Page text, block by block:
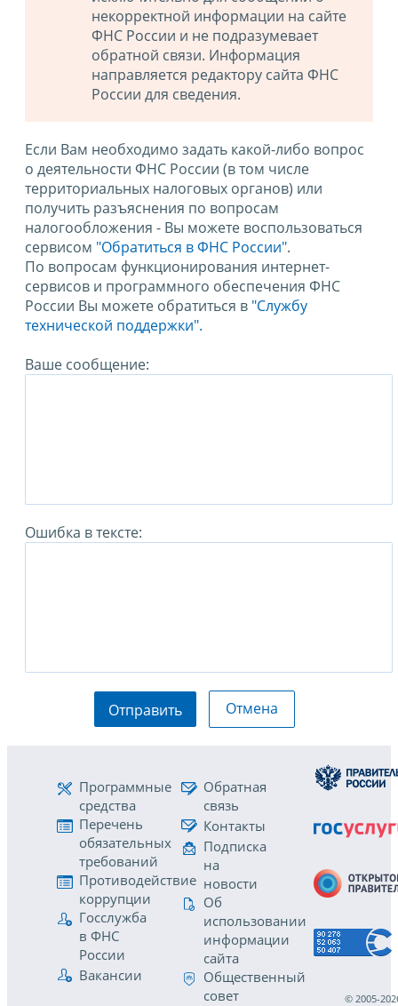
некорректной информации на сайте
ФНС России и не подразумевает
обратной связи. Информация
направляется редактору сайта ФНС
России для сведения.
Если Вам необходимо задать какой-либо вопрос
о деятельности ФНС России (в том числе
территориальных налоговых органов) или
получить разъяснения по вопросам
налогообложения - Вы можете воспользоваться
сервисом "Обратиться в ФНС России".
По вопросам функционирования интернет-
сервисов и программного обеспечения ФНС
России Вы можете обратиться в "Службу
технической поддержки".
Ваше сообщение:
Ошибка в тексте:
Отправить Отмена
Программные
средства
Перечень
обязательных
требований
Противодействие
коррупции
Госслужба
в ФНС
России
Вакансии
Обратная
связь
Контакты
Подписка
на
новости
Об
использовании
информации
сайта
Общественный
совет
© 2005-